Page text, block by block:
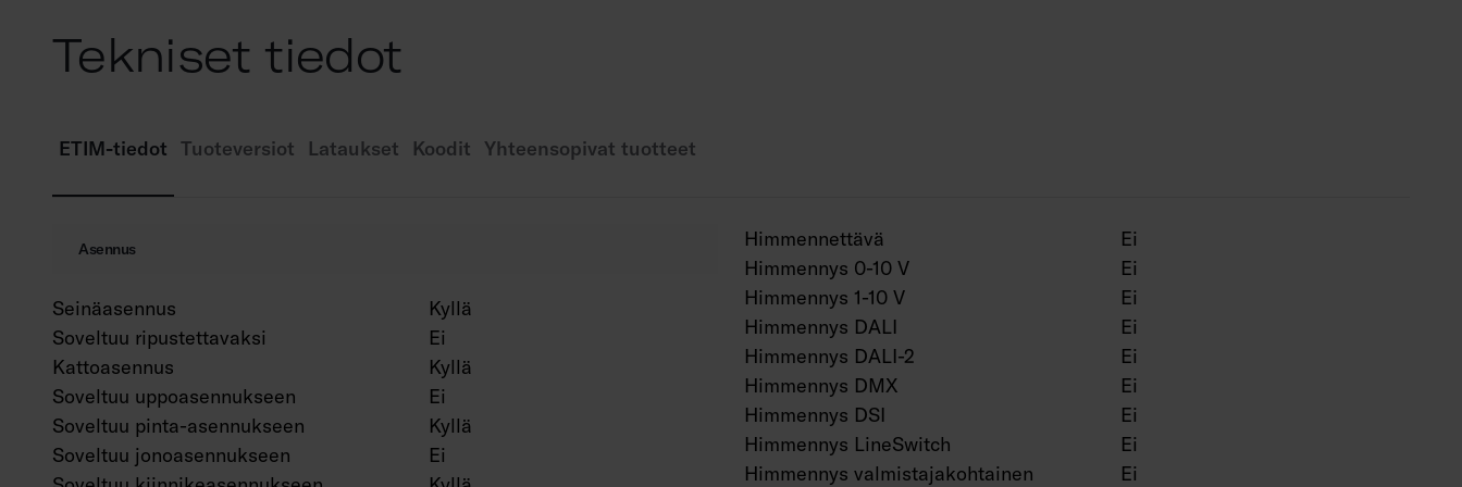
Värilämpötila 4000 K. CRI > 80 / Ra > 80.
IP23.
IK08.
On/off, Dali-2, jossa suorapainikeohjaus (230V) ja Casambi-ohjaus.
Suorapainikeohjauksessa käytettävien valaisinten enimmäismäärä
yhdessä ryhmässä on 50 kpl.
Käyttöympäristön lämpötila -20 … 25 °C, soveltuu sisäkäyttöön.
Hyötyelinikä L70 > 100 000 h (Ta25°C).
Hyötyelinikä L80 100 000 h (Ta25°C).
Tekniset tiedot
ETIM-tiedot Tuoteversiot Lataukset Koodit Yhteensopivat tuotteet
Asennus
Seinäasennus
Kyllä
Soveltuu ripustettavaksi
Ei
Kattoasennus
Kyllä
Soveltuu uppoasennukseen
Ei
Soveltuu pinta-asennukseen
Kyllä
Soveltuu jonoasennukseen
Ei
Himmennettävä
Ei
Himmennys 0-10 V
Ei
Himmennys 1-10 V
Ei
Himmennys DALI
Ei
Himmennys DALI-2
Ei
Himmennys DMX
Ei
Himmennys DSI
Ei
Himmennys LineSwitch
Ei
Himmennys valmistajakohtainen
Ei